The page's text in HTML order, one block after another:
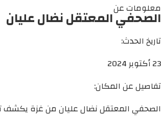
معلومات عن
الصحفي المعتقل نضال عليان
تاريخ الحدث:
23 أكتوبر 2024
تفاصيل عن المكان:
الصحفي المعتقل نضال عليان من غزة يكشف